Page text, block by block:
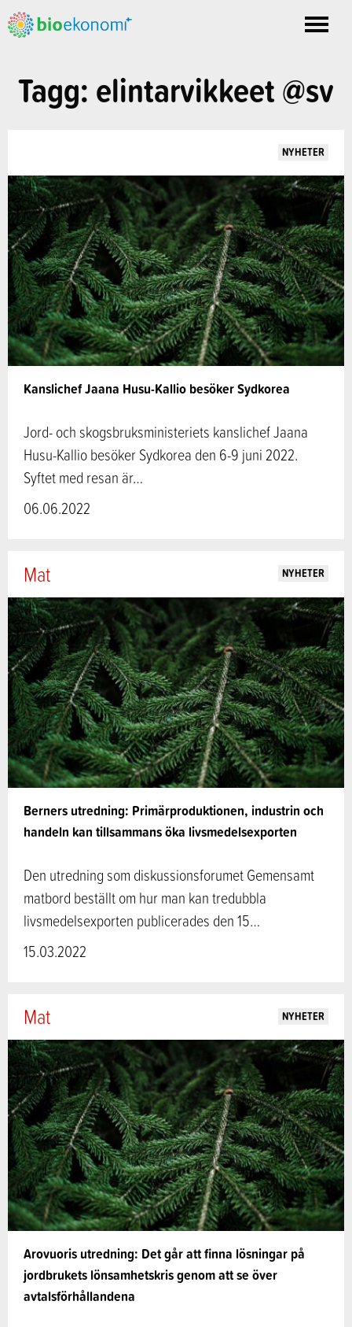
Toggle
Tagg: elintarvikkeet @sv
Kanslichef Jaana Husu-Kallio besöker Sydkorea
NYHETER
Jord- och skogsbruksministeriets kanslichef Jaana
Husu-Kallio besöker Sydkorea den 6-9 juni 2022.
Syftet med resan är…
06.06.2022
Berners utredning: Primärproduktionen, industrin och
handeln kan tillsammans öka livsmedelsexporten
Mat NYHETER
Den utredning som diskussionsforumet Gemensamt
matbord beställt om hur man kan tredubbla
livsmedelsexporten publicerades den 15…
15.03.2022
Arovuoris utredning: Det går att finna lösningar på
jordbrukets lönsamhetskris genom att se över
avtalsförhållandena
Mat NYHETER